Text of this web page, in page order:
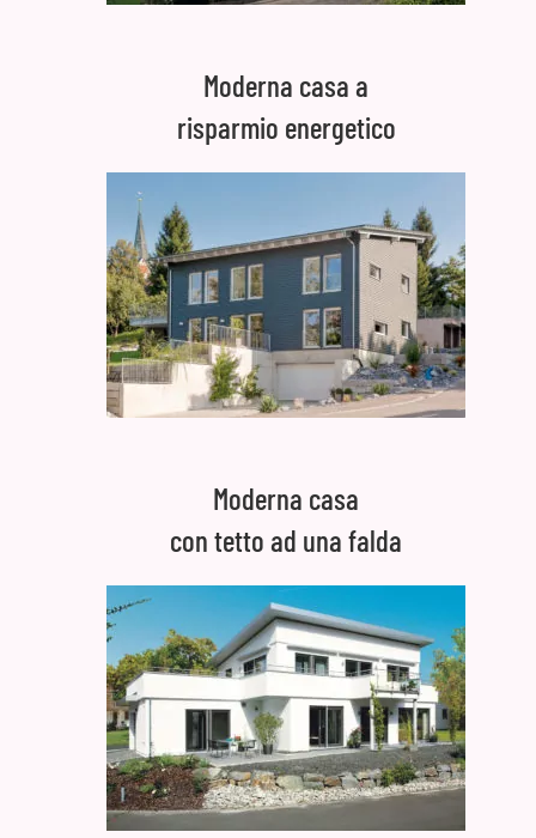
Moderna casa a
risparmio energetico
Moderna casa
con tetto ad una falda